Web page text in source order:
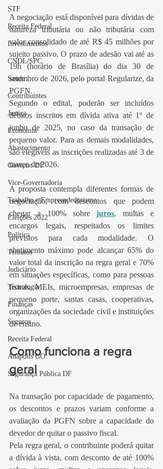
STF
Receita Federal
Investimentos
CNDL/SPC
Saude
Contribuintes
Justiça
Economia
Abastecimento
Governo DF
Vice-Governadoria
Trabalho e Empreendedorismo
Eleições 2022
Política
Tributos
Judiciário
Tecnologia
Finanças
Seguros
Receita Federal
Anápolis GO
Segurança Pública DF
A negociação está disponível para dívidas de
natureza tributária ou não tributária com
valor consolidado de até R$ 45 milhões por
sujeito passivo. O prazo de adesão vai até as
19h (horário de Brasília) do dia 30 de
setembro de 2026, pelo portal Regularize, da
PGFN.
Segundo o edital, poderão ser incluídos
débitos inscritos em dívida ativa até 1º de
junho de 2025, no caso da transação de
pequeno valor. Para as demais modalidades,
são elegíveis as inscrições realizadas até 3 de
março de 2026.
A proposta contempla diferentes formas de
negociação, com descontos que podem
chegar a 100% sobre juros, multas e
encargos legais, respeitados os limites
previstos para cada modalidade. O
abatimento máximo pode alcançar 65% do
valor total da inscrição na regra geral e 70%
em situações específicas, como para pessoas
físicas, MEIs, microempresas, empresas de
pequeno porte, santas casas, cooperativas,
organizações da sociedade civil e instituições
de ensino.
Como funciona a regra
geral
Na transação por capacidade de pagamento,
os descontos e prazos variam conforme a
avaliação da PGFN sobre a capacidade do
devedor de quitar o passivo fiscal.
Pela regra geral, o contribuinte poderá quitar
a dívida à vista, com desconto de até 100%